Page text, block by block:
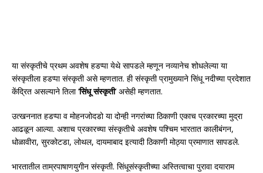
या संस्कृतीचे प्रथम अवशेष हडप्पा येथे सापडले म्हणून नव्यानेच शोधलेल्या या
संस्कृतीला हडप्पा संस्कृती असे म्हणतात. ही संस्कृती प्रामुख्याने सिंधू नदीच्या प्रदेशात
केंद्रित असल्याने तिला ‘सिंधू संस्कृती‘ असेही म्हणतात.
उत्खननात हडप्पा व मोहनजोदडो या दोन्ही नगरांच्या ठिकाणी एकाच प्रकारच्या मुद्रा
आढळून आल्या. अशाच प्रकारच्या संस्कृतीचे अवशेष पश्चिम भारतात कालीबंगन,
धोळावीरा, सुरकोटडा, लोथल, दायमाबाद इत्यादी ठिकाणी मोठ्या प्रमाणात सापडले.
भारतातील ताम्रपाषाणयुगीन संस्कृती. सिंधूसंस्कृतीच्या अस्तित्वाचा पुरावा दयाराम